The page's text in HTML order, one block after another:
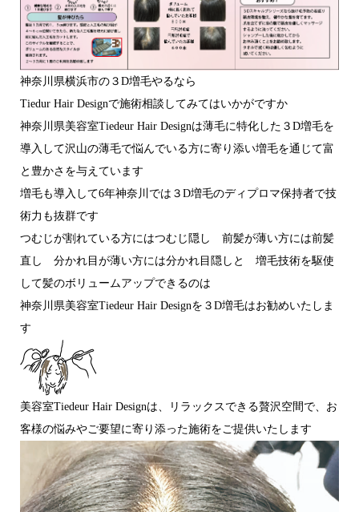
神奈川県横浜市の３D増毛やるなら
Tiedur Hair Designで施術相談してみてはいかがですか
神奈川県美容室Tiedeur Hair Designは薄毛に特化した３D増毛を
導入して沢山の薄毛で悩んでいる方に寄り添い増毛を通じて富
と豊かさを与えています
増毛も導入して6年神奈川では３D増毛のディプロマ保持者で技
術力も抜群です
つむじが割れている方にはつむじ隠し 前髪が薄い方には前髪
直し 分かれ目が薄い方には分かれ目隠しと 増毛技術を駆使
して髪のボリュームアップできるのは
神奈川県美容室Tiedeur Hair Designを３D増毛はお勧めいたしま
す
美容室Tiedeur Hair Designは、リラックスできる贅沢空間で、お
客様の悩みやご要望に寄り添った施術をご提供いたします